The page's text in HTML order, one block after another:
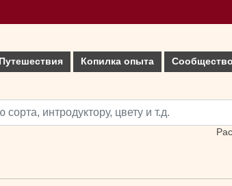
Путешествия Копилка опыта Сообщество